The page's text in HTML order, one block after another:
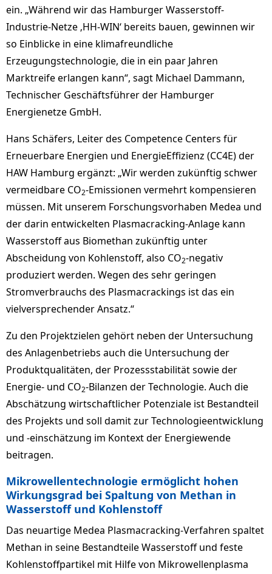
ein. „Während wir das Hamburger Wasserstoff-
Industrie-Netze ‚HH-WIN‘ bereits bauen, gewinnen wir
so Einblicke in eine klimafreundliche
Erzeugungstechnologie, die in ein paar Jahren
Marktreife erlangen kann“, sagt Michael Dammann,
Technischer Geschäftsführer der Hamburger
Energienetze GmbH.
Hans Schäfers, Leiter des Competence Centers für
Erneuerbare Energien und EnergieEffizienz (CC4E) der
HAW Hamburg ergänzt: „Wir werden zukünftig schwer
vermeidbare CO2-Emissionen vermehrt kompensieren
müssen. Mit unserem Forschungsvorhaben Medea und
der darin entwickelten Plasmacracking-Anlage kann
Wasserstoff aus Biomethan zukünftig unter
Abscheidung von Kohlenstoff, also CO2-negativ
produziert werden. Wegen des sehr geringen
Stromverbrauchs des Plasmacrackings ist das ein
vielversprechender Ansatz.“
Zu den Projektzielen gehört neben der Untersuchung
des Anlagenbetriebs auch die Untersuchung der
Produktqualitäten, der Prozessstabilität sowie der
Energie- und CO2-Bilanzen der Technologie. Auch die
Abschätzung wirtschaftlicher Potenziale ist Bestandteil
des Projekts und soll damit zur Technologieentwicklung
und -einschätzung im Kontext der Energiewende
beitragen.
Mikrowellentechnologie ermöglicht hohen
Wirkungsgrad bei Spaltung von Methan in
Wasserstoff und Kohlenstoff
Das neuartige Medea Plasmacracking-Verfahren spaltet
Methan in seine Bestandteile Wasserstoff und feste
Kohlenstoffpartikel mit Hilfe von Mikrowellenplasma